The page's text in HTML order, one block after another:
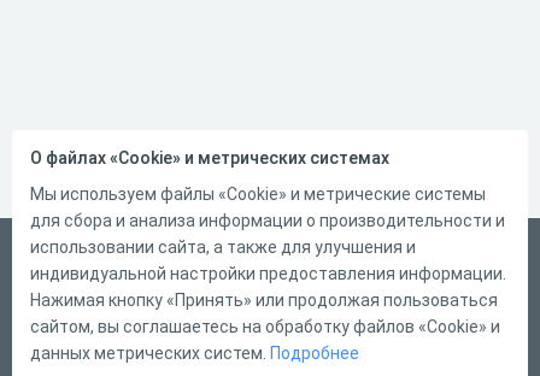
Русский
Справка
Форма обратной связи
О файлах «Cookie» и метрических системах
Мы используем файлы «Cookie» и метрические системы
для сбора и анализа информации о производительности и
использовании сайта, а также для улучшения и
индивидуальной настройки предоставления информации.
Нажимая кнопку «Принять» или продолжая пользоваться
сайтом, вы соглашаетесь на обработку файлов «Cookie» и
данных метрических систем. Подробнее